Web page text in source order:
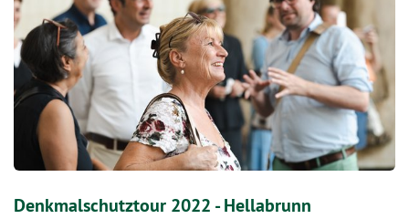
Denkmalschutztour 2022 - Hellabrunn